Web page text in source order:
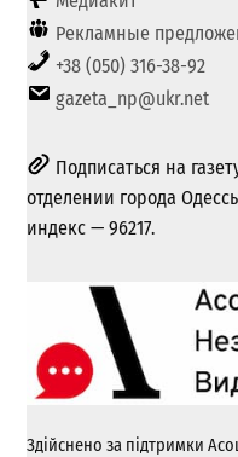
Рекламные
+38 (050) 316-38-92
gazeta_np@ukr.net
Подписаться на
отделении города
индекс — 96217.
Здійснено за підтримки